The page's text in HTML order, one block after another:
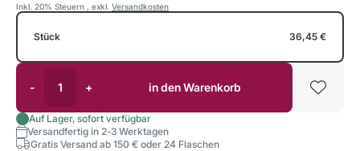
Inkl. 20% Steuern , exkl. Versandkosten
Stück 36,45 €
- + in den Warenkorb
Auf Lager, sofort verfügbar
Versandfertig in 2-3 Werktagen
Gratis Versand ab 150 € oder 24 Flaschen